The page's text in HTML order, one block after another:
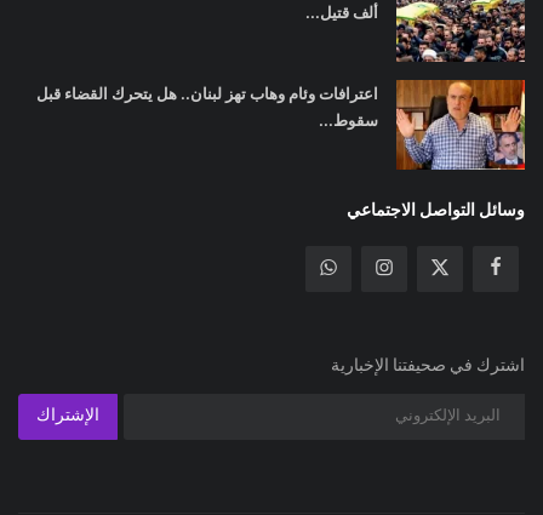
ألف قتيل...
اعترافات وئام وهاب تهز لبنان.. هل يتحرك القضاء قبل
سقوط...
وسائل التواصل الاجتماعي
اشترك في صحيفتنا الإخبارية
الإشتراك